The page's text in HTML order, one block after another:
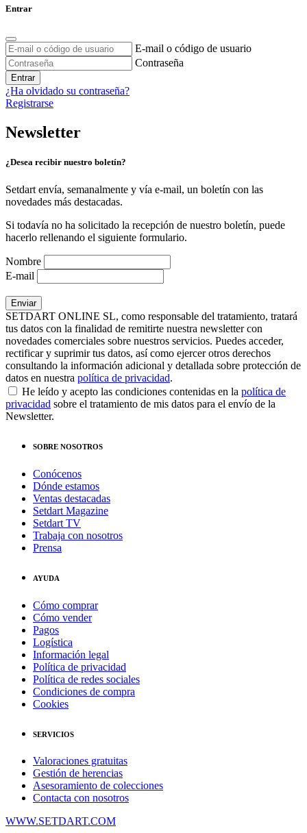
Entrar
E-mail o código de usuario
Contraseña
Entrar
¿Ha olvidado su contraseña?
Registrarse
Newsletter
¿Desea recibir nuestro boletín?
Setdart envía, semanalmente y vía e-mail, un boletín con las
novedades más destacadas.
Si todavía no ha solicitado la recepción de nuestro boletín, puede
hacerlo rellenando el siguiente formulario.
Nombre
E-mail
SETDART ONLINE SL, como responsable del tratamiento, tratará
tus datos con la finalidad de remitirte nuestra newsletter con
novedades comerciales sobre nuestros servicios. Puedes acceder,
rectificar y suprimir tus datos, así como ejercer otros derechos
consultando la información adicional y detallada sobre protección de
datos en nuestra política de privacidad.
He leído y acepto las condiciones contenidas en la política de
privacidad sobre el tratamiento de mis datos para el envío de la
Newsletter.
SOBRE NOSOTROS
Conócenos
Dónde estamos
Ventas destacadas
Setdart Magazine
Setdart TV
Trabaja con nosotros
Prensa
AYUDA
Cómo comprar
Cómo vender
Pagos
Logística
Información legal
Política de privacidad
Política de redes sociales
Condiciones de compra
Cookies
SERVICIOS
Valoraciones gratuitas
Gestión de herencias
Asesoramiento de colecciones
Contacta con nosotros
WWW.SETDART.COM